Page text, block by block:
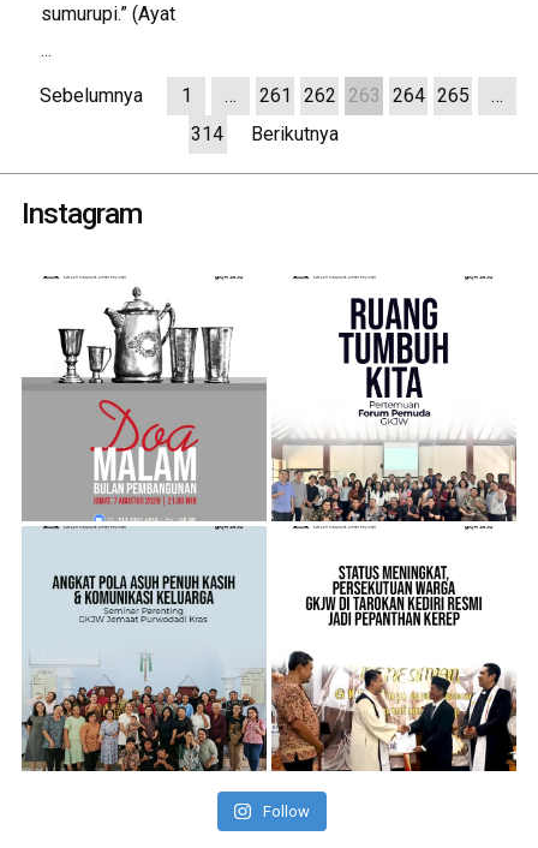
sumurupi.” (Ayat
...
Sebelumnya
1 … 261 262 263 264 265
…
314
Berikutnya
Instagram
Follow